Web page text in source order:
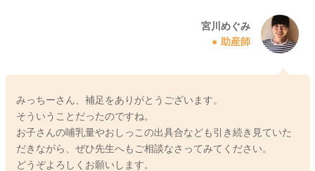
宮川めぐみ
助産師
みっちーさん、補足をありがとうございます。
そういうことだったのですね。
お子さんの哺乳量やおしっこの出具合なども引き続き見ていた
だきながら、ぜひ先生へもご相談なさってみてください。
どうぞよろしくお願いします。